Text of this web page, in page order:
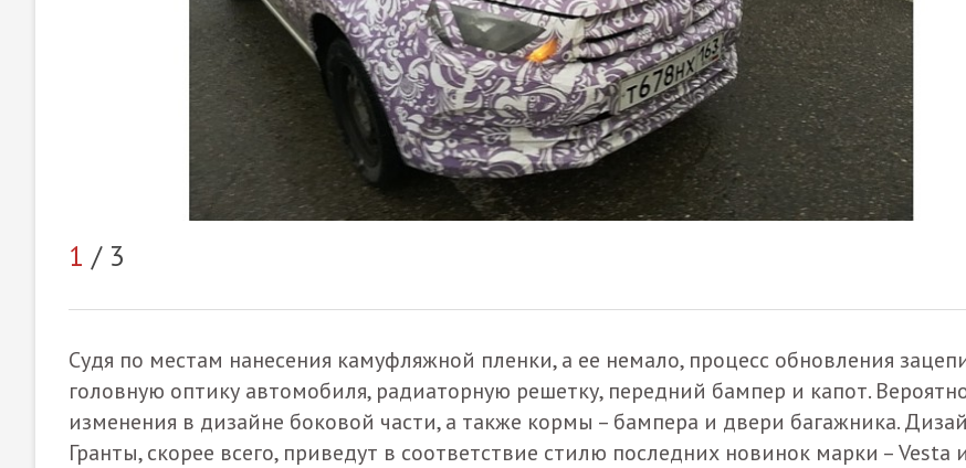
1 / 3
Судя по местам нанесения камуфляжной пленки, а ее немало, процесс обновления
головную оптику автомобиля, радиаторную решетку, передний бампер и капот.
изменения в дизайне боковой части, а также кормы – бампера и двери багажника.
Гранты, скорее всего, приведут в соответствие стилю последних новинок марки – Vesta